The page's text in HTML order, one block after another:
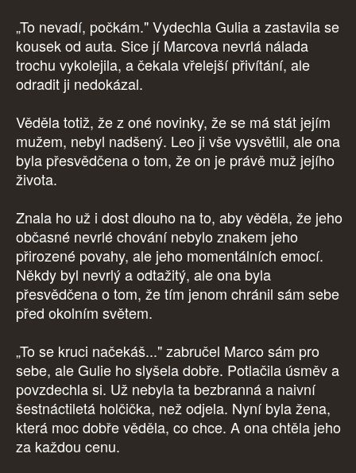
„To nevadí, počkám." Vydechla Gulia a zastavila se
kousek od auta. Sice jí Marcova nevrlá nálada
trochu vykolejila, a čekala vřelejší přivítání, ale
odradit ji nedokázal.
Věděla totiž, že z oné novinky, že se má stát jejím
mužem, nebyl nadšený. Leo ji vše vysvětlil, ale ona
byla přesvědčena o tom, že on je právě muž jejího
života.
Znala ho už i dost dlouho na to, aby věděla, že jeho
občasné nevrlé chování nebylo znakem jeho
přirozené povahy, ale jeho momentálních emocí.
Někdy byl nevrlý a odtažitý, ale ona byla
přesvědčena o tom, že tím jenom chránil sám sebe
před okolním světem.
„To se kruci načekáš..." zabručel Marco sám pro
sebe, ale Gulie ho slyšela dobře. Potlačila úsměv a
povzdechla si. Už nebyla ta bezbranná a naivní
šestnáctiletá holčička, než odjela. Nyní byla žena,
která moc dobře věděla, co chce. A ona chtěla jeho
za každou cenu.